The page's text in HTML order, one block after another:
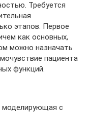
Требуется
этапов. Первое
как основных,
можно назначать
пациента
функций.
моделирующая с